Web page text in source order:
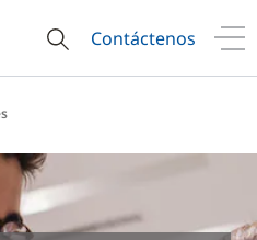
Contáctenos